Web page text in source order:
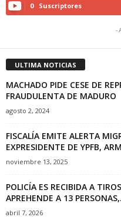
0 Suscriptores
-
ULTIMA NOTICIAS
MACHADO PIDE CESE DE
FRAUDULENTA DE MADURO
agosto 2, 2024
FISCALÍA EMITE ALERTA
EXPRESIDENTE DE YPFB,
noviembre 13, 2025
POLICÍA ES RECIBIDA A
APREHENDE A 13
abril 7, 2026